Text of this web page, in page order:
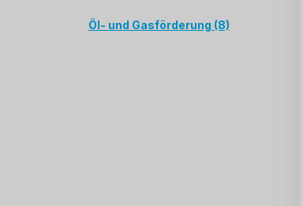
Öl- und Gasförderung (8)